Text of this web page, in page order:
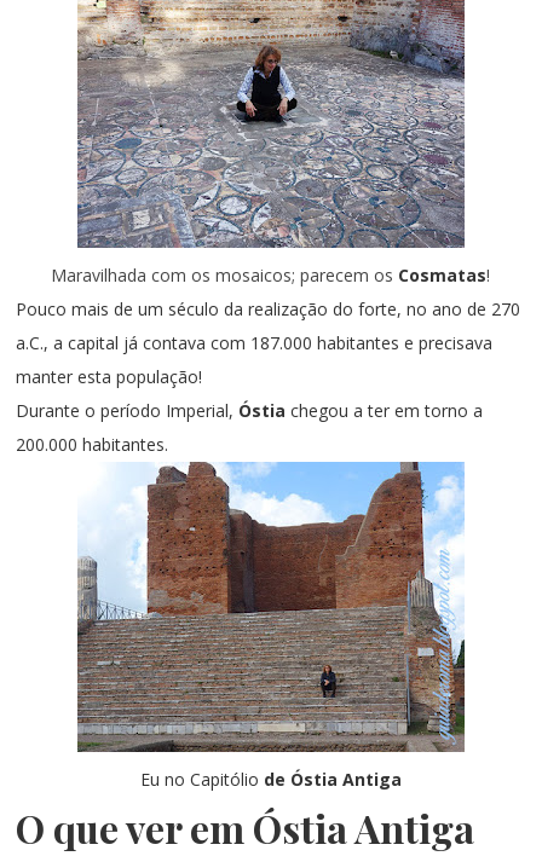
Maravilhada com os mosaicos; parecem os Cosmatas!
Pouco mais de um século da realização do forte, no ano de 270
a.C., a capital já contava com 187.000 habitantes e precisava
manter esta população!
Durante o período Imperial, Óstiachegou a ter em torno a
200.000 habitantes.
Eu no Capitólio de Óstia Antiga
O que ver em Óstia Antiga